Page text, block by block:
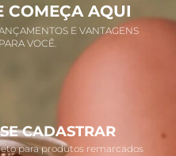
COMEÇA AQUI
E VANTAGENS
VOCÊ.
CADASTRAR
para produtos remarcados